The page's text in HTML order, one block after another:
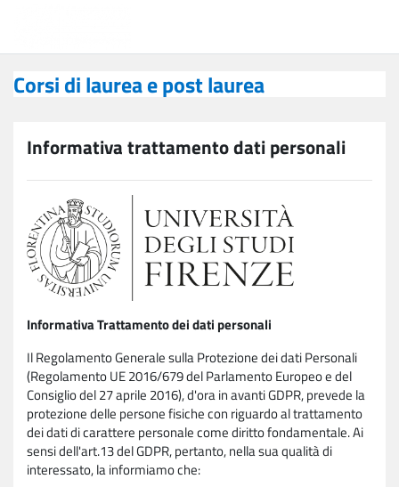
Corsi di laurea e post laurea
Informativa trattamento dati personali
Informativa Trattamento dei dati personali
Il Regolamento Generale sulla Protezione dei dati Personali
(Regolamento UE 2016/679 del Parlamento Europeo e del
Consiglio del 27 aprile 2016), d'ora in avanti GDPR, prevede la
protezione delle persone fisiche con riguardo al trattamento
dei dati di carattere personale come diritto fondamentale. Ai
sensi dell'art.13 del GDPR, pertanto, nella sua qualità di
interessato, la informiamo che: